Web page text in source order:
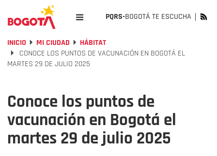
PQRS-BOGOTÁ TE ESCUCHA
INICIO MI CIUDAD
HÁBITAT
CONOCE LOS PUNTOS DE VACUNACIÓN EN BOGOTÁ EL
MARTES 29 DE JULIO 2025
Conoce los puntos de
vacunación en Bogotá el
martes 29 de julio 2025